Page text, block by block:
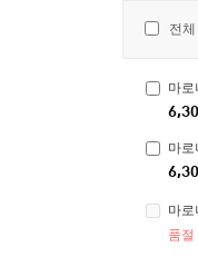
전체
마로
마
마로
품절